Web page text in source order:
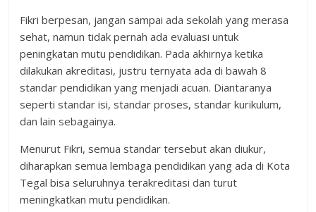
Fikri berpesan, jangan sampai ada sekolah yang merasa
sehat, namun tidak pernah ada evaluasi untuk
peningkatan mutu pendidikan. Pada akhirnya ketika
dilakukan akreditasi, justru ternyata ada di bawah 8
standar pendidikan yang menjadi acuan. Diantaranya
seperti standar isi, standar proses, standar kurikulum,
dan lain sebagainya.
Menurut Fikri, semua standar tersebut akan diukur,
diharapkan semua lembaga pendidikan yang ada di Kota
Tegal bisa seluruhnya terakreditasi dan turut
meningkatkan mutu pendidikan.